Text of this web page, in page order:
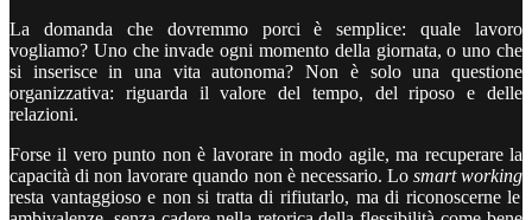
La domanda che dovremmo porci è semplice: quale lavoro
vogliamo? Uno che invade ogni momento della giornata, o uno che
si inserisce in una vita autonoma? Non è solo una questione
organizzativa: riguarda il valore del tempo, del riposo e delle
relazioni.
Forse il vero punto non è lavorare in modo agile, ma recuperare la
capacità di non lavorare quando non è necessario. Lo smart working
resta vantaggioso e non si tratta di rifiutarlo, ma di riconoscerne le